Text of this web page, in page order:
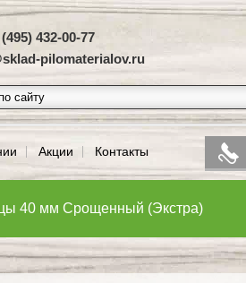
432-00-77
pilomaterialov.ru
Акции Контакты
40 мм Срощенный (Экстра)